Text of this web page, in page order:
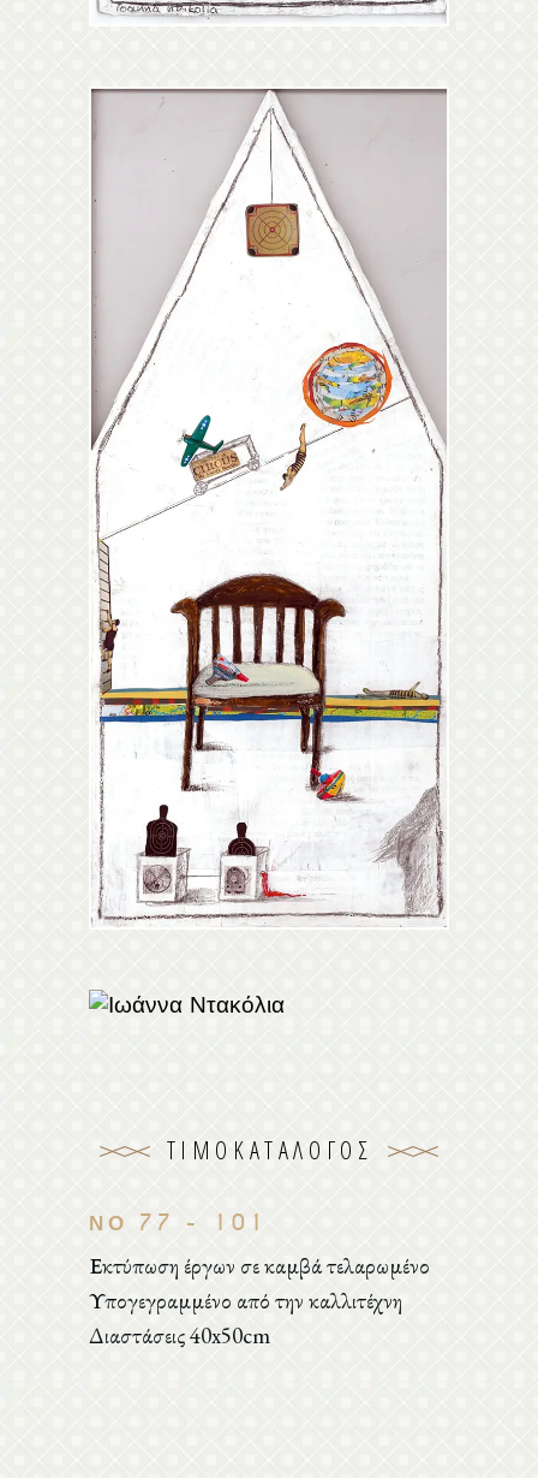
ΤΙΜΟΚΑΤΆΛΟΓΟΣ
ΝΟ 77 - 101
Εκτύπωση έργων σε καμβά τελαρωμένο
Υπογεγραμμένο από την καλλιτέχνη
Διαστάσεις 40x50cm